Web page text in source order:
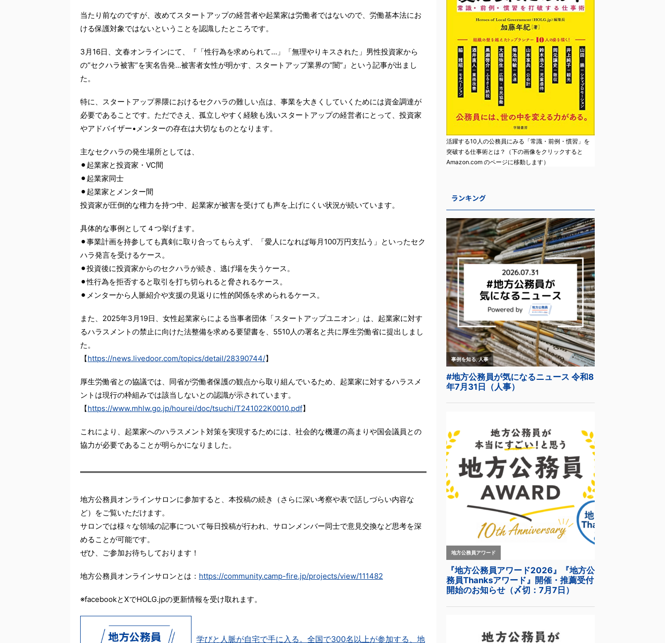
当たり前なのですが、改めてスタートアップの経営者や起業家は労働者ではないので、労働基本法にお
ける保護対象ではないということを認識したところです。
3月16日、文春オンラインにて、『「性行為を求められて…」「無理やりキスされた」男性投資家から
の“セクハラ被害”を実名告発…被害者女性が明かす、スタートアップ業界の“闇”』という記事が出まし
た。
特に、スタートアップ界隈におけるセクハラの難しい点は、事業を大きくしていくためには資金調達が
必要であることです。ただでさえ、孤立しやすく経験も浅いスタートアップの経営者にとって、投資家
やアドバイザー•メンターの存在は大切なものとなります。
主なセクハラの発生場所としては、
⚫︎起業家と投資家・VC間
⚫︎起業家同士
⚫︎起業家とメンター間
投資家が圧倒的な権力を持つ中、起業家が被害を受けても声を上げにくい状況が続いています。
具体的な事例として４つ挙げます。
⚫︎事業計画を持参しても真剣に取り合ってもらえず、「愛人になれば毎月100万円支払う」といったセク
ハラ発言を受けるケース。
⚫︎投資後に投資家からのセクハラが続き、逃げ場を失うケース。
⚫︎性行為を拒否すると取引を打ち切られると脅されるケース。
⚫︎メンターから人脈紹介や支援の見返りに性的関係を求められるケース。
また、2025年3月19日、女性起業家らによる当事者団体「スタートアップユニオン」は、起業家に対す
るハラスメントの禁止に向けた法整備を求める要望書を、5510人の署名と共に厚生労働省に提出しまし
た。
【https://news.livedoor.com/topics/detail/28390744/】
厚生労働省との協議では、同省が労働者保護の観点から取り組んでいるため、起業家に対するハラスメ
ントは現行の枠組みでは該当しないとの認識が示されています。
【https://www.mhlw.go.jp/hourei/doc/tsuchi/T241022K0010.pdf】
これにより、起業家へのハラスメント対策を実現するためには、社会的な機運の高まりや国会議員との
協力が必要であることが明らかになりました。
地方公務員オンラインサロンに参加すると、本投稿の続き（さらに深い考察や表で話しづらい内容な
ど）をご覧いただけます。
サロンでは様々な領域の記事について毎日投稿が行われ、サロンメンバー同士で意見交換など思考を深
めることが可能です。
ぜひ、ご参加お待ちしております！
地方公務員オンラインサロンとは： https://community.camp-fire.jp/projects/view/111482
※facebookとXでHOLG.jpの更新情報を受け取れます。
学びと人脈が自宅で手に入る。全国で300名以上が参加する、地
活躍する10人の公務員にみる「常識・前例・慣習」を
突破する仕事術とは？（下の画像をクリックすると
Amazon.com のページに移動します）
ランキング